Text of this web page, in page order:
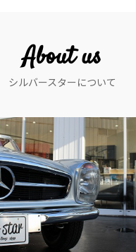
About us
シルバースターについて